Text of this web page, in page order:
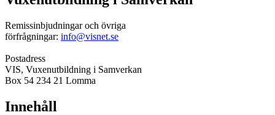
Remissinbjudningar och övriga
förfrågningar: info@visnet.se
Postadress
VIS, Vuxenutbildning i Samverkan
Box 54 234 21 Lomma
Innehåll